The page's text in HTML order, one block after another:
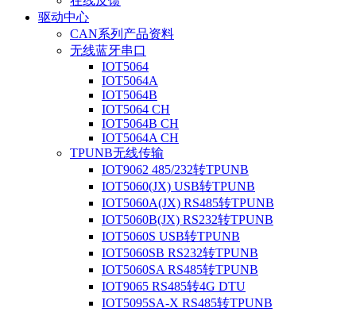
驱动中心
CAN系列产品资料
无线蓝牙串口
IOT5064
IOT5064A
IOT5064B
IOT5064 CH
IOT5064B CH
IOT5064A CH
TPUNB无线传输
IOT9062 485/232转TPUNB
IOT5060(JX) USB转TPUNB
IOT5060A(JX) RS485转TPUNB
IOT5060B(JX) RS232转TPUNB
IOT5060S USB转TPUNB
IOT5060SB RS232转TPUNB
IOT5060SA RS485转TPUNB
IOT9065 RS485转4G DTU
IOT5095SA-X RS485转TPUNB